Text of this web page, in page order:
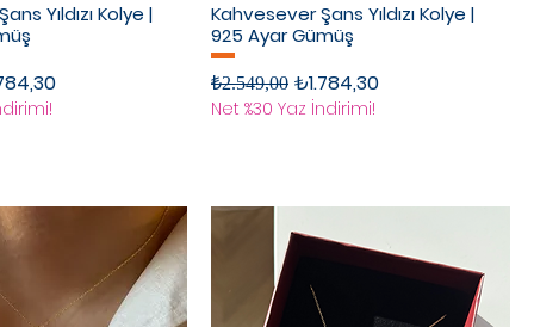
Yıldızı Kolye |
Fiyat
Kahvesever Şans Yıldızı Kolye |
925 Ayar Gümüş
Normal Fiyat
₺2.549,00 İndirimli Fiyat
₺1.784,30
Net %30 Yaz İndirimi!